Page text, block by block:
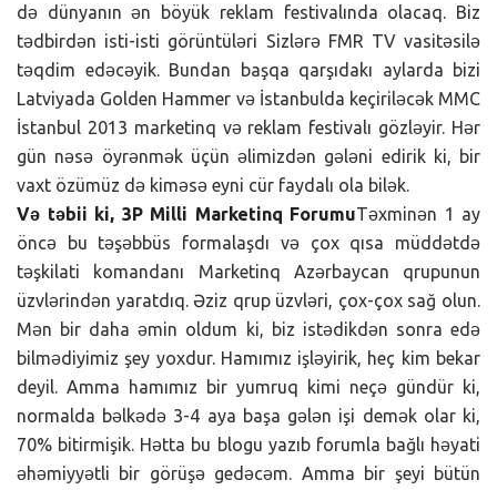
də dünyanın ən böyük reklam festivalında olacaq. Biz
tədbirdən isti-isti görüntüləri Sizlərə FMR TV vasitəsilə
təqdim edəcəyik. Bundan başqa qarşıdakı aylarda bizi
Latviyada Golden Hammer və İstanbulda keçiriləcək MMC
İstanbul 2013 marketinq və reklam festivalı gözləyir. Hər
gün nəsə öyrənmək üçün əlimizdən gələni edirik ki, bir
vaxt özümüz də kiməsə eyni cür faydalı ola bilək.
Və təbii ki, 3P Milli Marketinq ForumuTəxminən 1 ay
öncə bu təşəbbüs formalaşdı və çox qısa müddətdə
təşkilati komandanı Marketinq Azərbaycan qrupunun
üzvlərindən yaratdıq. Əziz qrup üzvləri, çox-çox sağ olun.
Mən bir daha əmin oldum ki, biz istədikdən sonra edə
bilmədiyimiz şey yoxdur. Hamımız işləyirik, heç kim bekar
deyil. Amma hamımız bir yumruq kimi neçə gündür ki,
normalda bəlkədə 3-4 aya başa gələn işi demək olar ki,
70% bitirmişik. Hətta bu blogu yazıb forumla bağlı həyati
əhəmiyyətli bir görüşə gedəcəm. Amma bir şeyi bütün